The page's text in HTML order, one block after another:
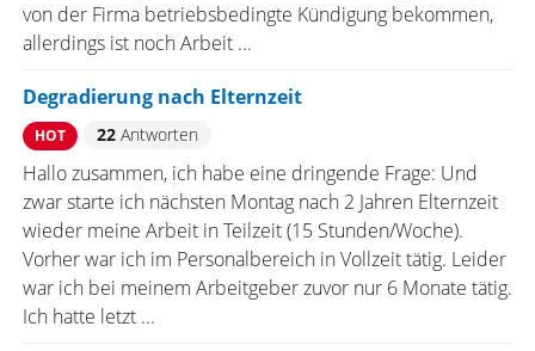
von der Firma betriebsbedingte Kündigung bekommen,
allerdings ist noch Arbeit ...
Degradierung nach Elternzeit
HOT 22Antworten
Hallo zusammen, ich habe eine dringende Frage: Und
zwar starte ich nächsten Montag nach 2 Jahren Elternzeit
wieder meine Arbeit in Teilzeit (15 Stunden/Woche).
Vorher war ich im Personalbereich in Vollzeit tätig. Leider
war ich bei meinem Arbeitgeber zuvor nur 6 Monate tätig.
Ich hatte letzt ...